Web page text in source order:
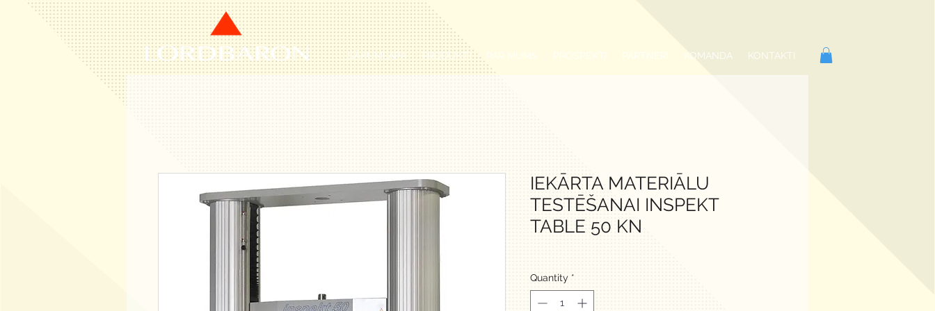
SĀKUMLAPA PRODUKTI PAR MUMS PROSPEKTI PARTNERI KOMANDA KONTAKTI
IEKĀRTA MATERIĀLU
TESTĒŠANAI INSPEKT
TABLE 50 KN
Quantity *